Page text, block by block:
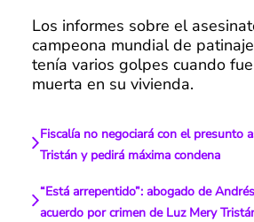
Los informes sobre el
campeona mundial de
tenía varios golpes cuando
muerta en su vivienda.
Fiscalía no negociará con el presunto
Tristán y pedirá máxima condena
“Está arrepentido”: abogado de
acuerdo por crimen de Luz Mery